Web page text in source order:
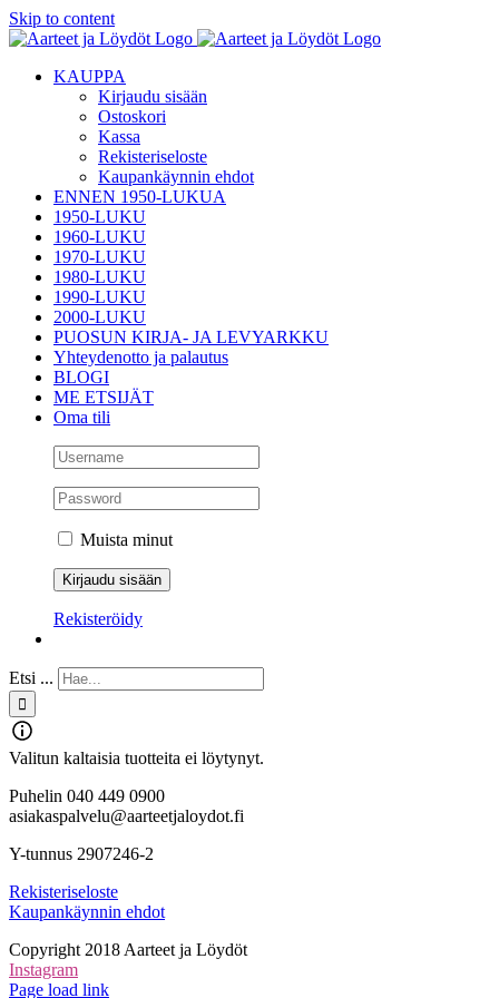
Skip to content
KAUPPA
Kirjaudu sisään
Ostoskori
Kassa
Rekisteriseloste
Kaupankäynnin ehdot
ENNEN 1950-LUKUA
1950-LUKU
1960-LUKU
1970-LUKU
1980-LUKU
1990-LUKU
2000-LUKU
PUOSUN KIRJA- JA LEVYARKKU
Yhteydenotto ja palautus
BLOGI
ME ETSIJÄT
Oma tili
Muista minut
Rekisteröidy
Etsi ...
Valitun kaltaisia tuotteita ei löytynyt.
Puhelin 040 449 0900
asiakaspalvelu@aarteetjaloydot.fi
Y-tunnus 2907246-2
Rekisteriseloste
Kaupankäynnin ehdot
Copyright 2018 Aarteet ja Löydöt
Instagram
Page load link